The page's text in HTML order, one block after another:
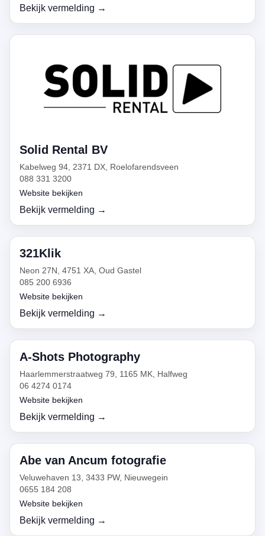
Bekijk vermelding →
Solid Rental BV
Kabelweg 94, 2371 DX, Roelofarendsveen
088 331 3200
Website bekijken
Bekijk vermelding →
321Klik
Neon 27N, 4751 XA, Oud Gastel
085 200 6936
Website bekijken
Bekijk vermelding →
A-Shots Photography
Haarlemmerstraatweg 79, 1165 MK, Halfweg
06 4274 0174
Website bekijken
Bekijk vermelding →
Abe van Ancum fotografie
Veluwehaven 13, 3433 PW, Nieuwegein
0655 184 208
Website bekijken
Bekijk vermelding →